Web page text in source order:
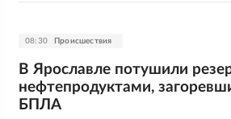
08:30 Происшествия
В Ярославле потушили
нефтепродуктами,
БПЛА